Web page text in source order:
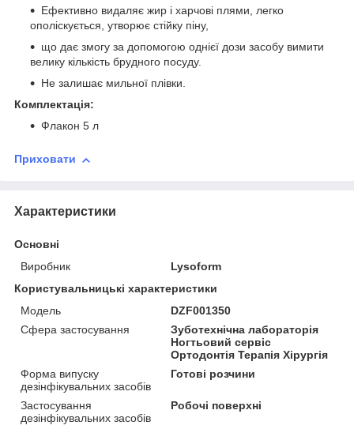
Ефективно видаляє жир і харчові плями, легко
ополіскується, утворює стійку піну,
що дає змогу за допомогою однієї дози засобу вимити
велику кількість брудного посуду.
Не залишає мильної плівки.
Комплектація:
Флакон 5 л
Приховати
Характеристики
Основні
Виробник
Lysoform
Користувальницькі характеристики
Модель
DZF001350
Сфера застосування
Зуботехнічна лабораторія
Ногтьовий сервіс
Ортодонтія Терапія Хірургія
Форма випуску
дезінфікувальних засобів
Готові розчини
Застосування
дезінфікувальних засобів
Робочі поверхні